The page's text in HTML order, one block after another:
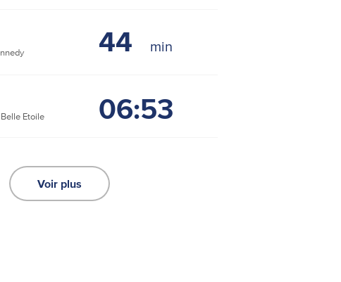
44
Belle Etoile
06:53
Voir plus